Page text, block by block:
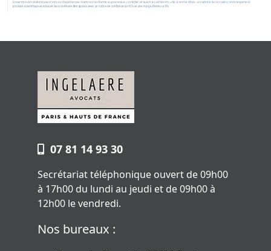
07 81 14 93 30
Secrétariat téléphonique ouvert de 09h00
à 17h00 du lundi au jeudi et de 09h00 à
12h00 le vendredi.
Nos bureaux :